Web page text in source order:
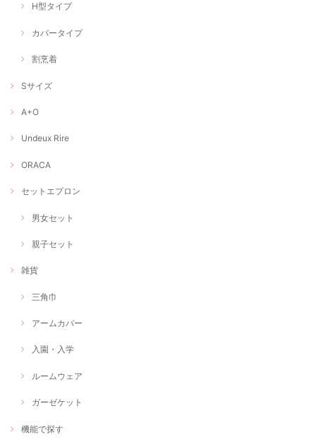
H型タイプ
カバータイプ
割烹着
Sサイズ
A+O
Undeux Rire
ORACA
セットエプロン
男女セット
親子セット
雑貨
三角巾
アームカバー
入園・入学
ルームウェア
ガーゼケット
機能で探す